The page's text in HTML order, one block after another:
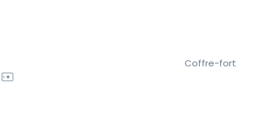
Coffre-fort